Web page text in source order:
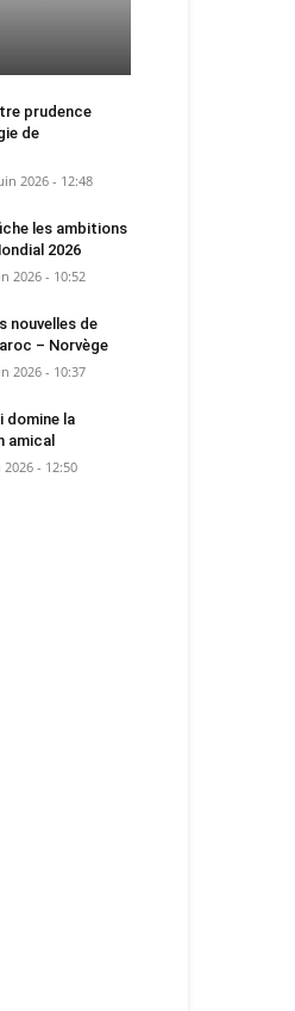
prudence
de
2026 - 12:48
les ambitions
2026
2026 - 10:52
nouvelles de
– Norvège
2026 - 10:37
domine la
amical
- 12:50